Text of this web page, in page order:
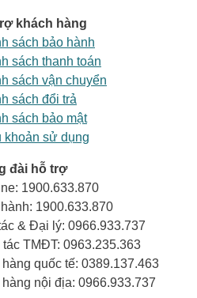
khách hàng
sách bảo hành
sách thanh toán
sách vận chuyển
sách đổi trả
sách bảo mật
khoản sử dụng
đài hỗ trợ
1900.633.870
1900.633.870
& Đại lý: 0966.933.737
tác TMĐT: 0963.235.363
hàng quốc tế: 0389.137.463
hàng nội địa: 0966.933.737